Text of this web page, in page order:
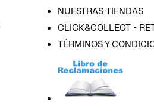
NUESTRAS TIENDAS
CLICK&COLLECT -
TÉRMINOS Y